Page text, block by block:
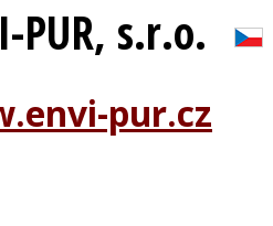
PUR, s.r.o.
pur.cz